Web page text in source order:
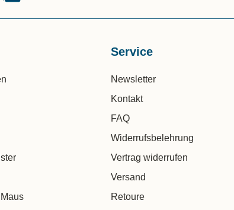
Service
Newsletter
Kontakt
FAQ
Widerrufsbelehrung
Vertrag widerrufen
Versand
Retoure